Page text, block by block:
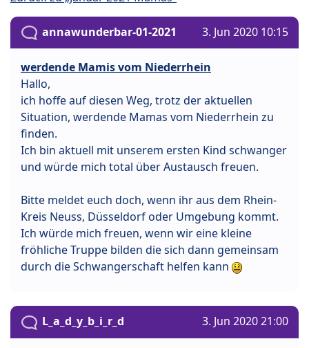
annawunderbar-01-2021 3. Jun 2020 10:15
werdende Mamis vom Niederrhein
Hallo,
ich hoffe auf diesen Weg, trotz der aktuellen
Situation, werdende Mamas vom Niederrhein zu
finden.
Ich bin aktuell mit unserem ersten Kind schwanger
und würde mich total über Austausch freuen.
Bitte meldet euch doch, wenn ihr aus dem Rhein-
Kreis Neuss, Düsseldorf oder Umgebung kommt.
Ich würde mich freuen, wenn wir eine kleine
fröhliche Truppe bilden die sich dann gemeinsam
durch die Schwangerschaft helfen kann
L_a_d_y_b_i_r_d 3. Jun 2020 21:00